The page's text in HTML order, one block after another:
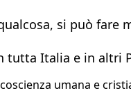
si può
tutta Italia e in altri
umana e